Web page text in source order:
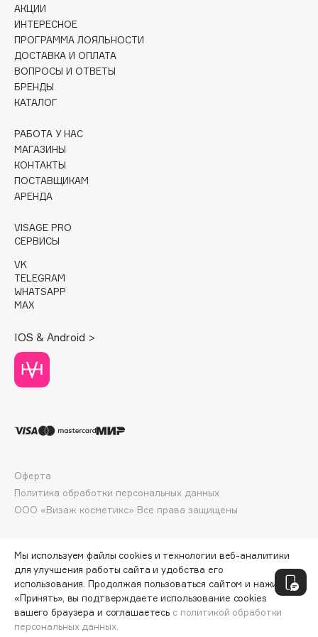
Collagenina
Consly
CosRX
Cottolina
Crescina
Cunzite
Curaprox
D
d'Alba
DARLING*
Darphin
Davines
Dessange
Dior
Divage
Dolomit
Dr. Vranjes Firenze
Dr.Althea
DSD de Luxe
Dyson
ДОБАВИТЬ В КОРЗИНУ
АКЦИИ
ИНТЕРЕСНОЕ
ПРОГРАММА ЛОЯЛЬНОСТИ
ДОСТАВКА И ОПЛАТА
ВОПРОСЫ И ОТВЕТЫ
БРЕНДЫ
КАТАЛОГ
РАБОТА У НАС
МАГАЗИНЫ
КОНТАКТЫ
ПОСТАВЩИКАМ
АРЕНДА
VISAGE PRO
СЕРВИСЫ
VK
TELEGRAM
WHATSAPP
MAX
IOS & Android >
ООО «Визаж косметикс» Все права защищены
Оферта
Политика обработки персональных данных
Мы используем файлы cookies и технологии веб-аналитики
для улучшения работы сайта и удобства его
использования. Продолжая пользоваться сайтом и нажимая
«Принять», вы подтверждаете использование cookies
вашего браузера и соглашаетесь с политикой обработки
персональных данных.